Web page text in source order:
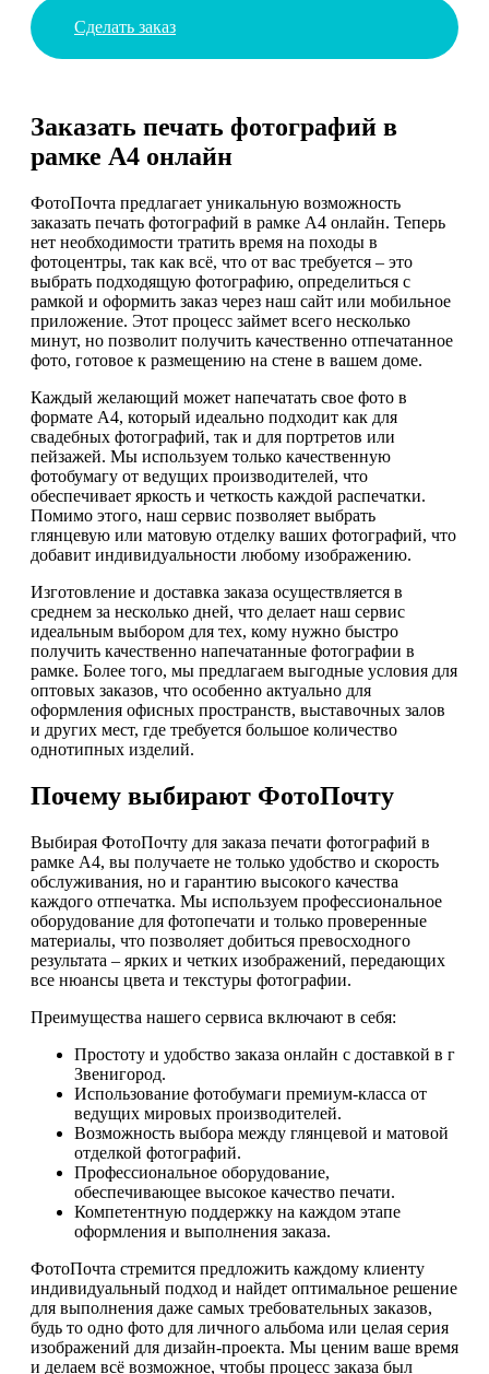
Сделать заказ
Заказать печать фотографий в
рамке А4 онлайн
ФотоПочта предлагает уникальную возможность
заказать печать фотографий в рамке А4 онлайн. Теперь
нет необходимости тратить время на походы в
фотоцентры, так как всё, что от вас требуется – это
выбрать подходящую фотографию, определиться с
рамкой и оформить заказ через наш сайт или мобильное
приложение. Этот процесс займет всего несколько
минут, но позволит получить качественно отпечатанное
фото, готовое к размещению на стене в вашем доме.
Каждый желающий может напечатать свое фото в
формате А4, который идеально подходит как для
свадебных фотографий, так и для портретов или
пейзажей. Мы используем только качественную
фотобумагу от ведущих производителей, что
обеспечивает яркость и четкость каждой распечатки.
Помимо этого, наш сервис позволяет выбрать
глянцевую или матовую отделку ваших фотографий, что
добавит индивидуальности любому изображению.
Изготовление и доставка заказа осуществляется в
среднем за несколько дней, что делает наш сервис
идеальным выбором для тех, кому нужно быстро
получить качественно напечатанные фотографии в
рамке. Более того, мы предлагаем выгодные условия для
оптовых заказов, что особенно актуально для
оформления офисных пространств, выставочных залов
и других мест, где требуется большое количество
однотипных изделий.
Почему выбирают ФотоПочту
Выбирая ФотоПочту для заказа печати фотографий в
рамке А4, вы получаете не только удобство и скорость
обслуживания, но и гарантию высокого качества
каждого отпечатка. Мы используем профессиональное
оборудование для фотопечати и только проверенные
материалы, что позволяет добиться превосходного
результата – ярких и четких изображений, передающих
все нюансы цвета и текстуры фотографии.
Преимущества нашего сервиса включают в себя:
Простоту и удобство заказа онлайн с доставкой в г
Звенигород.
Использование фотобумаги премиум-класса от
ведущих мировых производителей.
Возможность выбора между глянцевой и матовой
отделкой фотографий.
Профессиональное оборудование,
обеспечивающее высокое качество печати.
Компетентную поддержку на каждом этапе
оформления и выполнения заказа.
ФотоПочта стремится предложить каждому клиенту
индивидуальный подход и найдет оптимальное решение
для выполнения даже самых требовательных заказов,
будь то одно фото для личного альбома или целая серия
изображений для дизайн-проекта. Мы ценим ваше время
и делаем всё возможное, чтобы процесс заказа был